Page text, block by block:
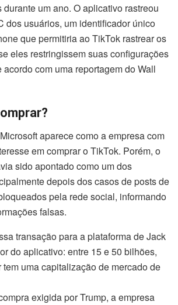
um ano. O aplicativo rastreou
dos usuários, um identificador único
que permitiria ao TikTok rastrear os
eles restringissem suas configurações
com uma reportagem do Wall
aparece como a empresa com
em comprar o TikTok. Porém, o
sido apontado como um dos
depois dos casos de posts de
pela rede social, informando
falsas.
transação para a plataforma de Jack
do aplicativo: entre 15 e 50 bilhões,
tem uma capitalização de mercado de
exigida por Trump, a empresa